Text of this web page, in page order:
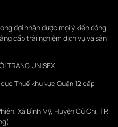
đợi nhận được mọi ý kiến đóng
cấp trải nghiệm dịch vụ và sản
TRANG UNISEX
Thuế khu vực Quận 12 cấp
Xã Bình Mỹ, Huyện Củ Chi, TP.